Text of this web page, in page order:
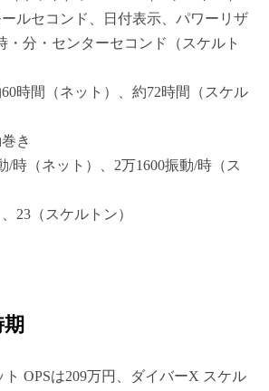
ルセコンド、日付表示、パワーリザ
・分・センターセコンド（スケルト
時間（ネット）、約72時間（スケル
き
/時（ネット）、2万1600振動/時（ス
23（スケルトン）
ト OPSは209万円、ダイバーX スケル